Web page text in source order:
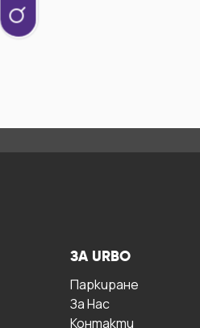
ЗА URBO
Паркиране
За Hас
Контакти